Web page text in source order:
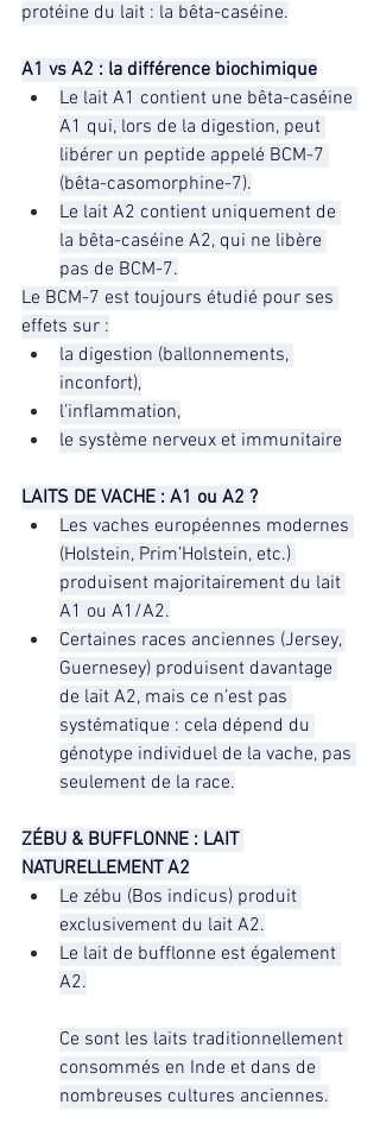
protéine du lait : la bêta-caséine.
A1 vs A2 : la différence biochimique
Le lait A1 contient une bêta-caséine
A1 qui, lors de la digestion, peut
libérer un peptide appelé BCM-7
(bêta-casomorphine-7).
Le lait A2 contient uniquement de
la bêta-caséine A2, qui ne libère
pas de BCM-7.
Le BCM-7 est toujours étudié pour ses
effets sur :
la digestion (ballonnements,
inconfort),
l’inflammation,
le système nerveux et immunitaire
LAITS DE VACHE : A1 ou A2 ?
Les vaches européennes modernes
(Holstein, Prim’Holstein, etc.)
produisent majoritairement du lait
A1 ou A1/A2.
Certaines races anciennes (Jersey,
Guernesey) produisent davantage
de lait A2, mais ce n’est pas
systématique : cela dépend du
génotype individuel de la vache, pas
seulement de la race.
ZÉBU & BUFFLONNE : LAIT
NATURELLEMENT A2
Le zébu (Bos indicus) produit
exclusivement du lait A2.
Le lait de bufflonne est également
A2.
Ce sont les laits traditionnellement
consommés en Inde et dans de
nombreuses cultures anciennes.